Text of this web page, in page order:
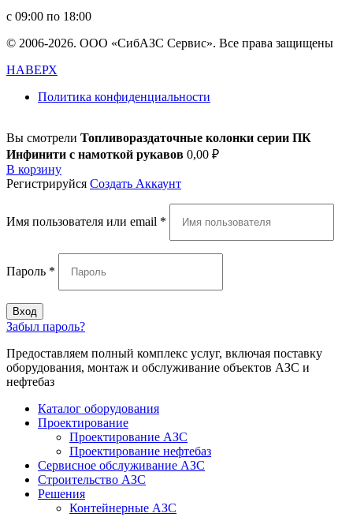
с 09:00 по 18:00
© 2006-2026. ООО «СибАЗС Сервис». Все права защищены
НАВЕРХ
Политика конфиденциальности
Вы смотрели Топливораздаточные колонки серии ПК
Инфинити с намоткой рукавов 0,00 ₽
В корзину
Регистрируйся Создать Аккаунт
Имя пользователя или email *
Пароль *
Вход
Забыл пароль?
Предоставляем полный комплекс услуг, включая поставку
оборудования, монтаж и обслуживание объектов АЗС и
нефтебаз
Каталог оборудования
Проектирование
Проектирование АЗС
Проектирование нефтебаз
Cервисное обслуживание АЗС
Строительство АЗС
Решения
Контейнерные АЗС